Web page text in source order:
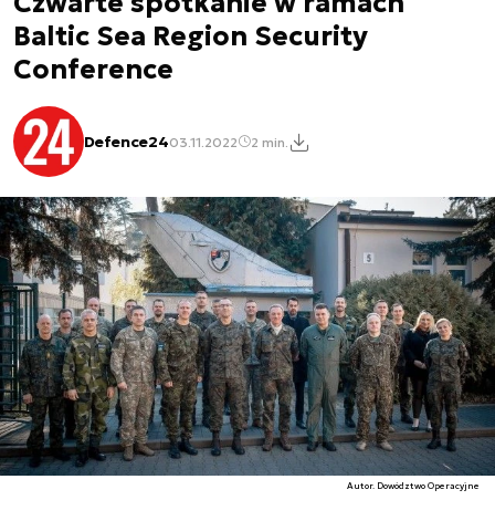
Baltic Sea Region Security
Conference
Defence2403.11.2022 2 min.
Autor. Dowództwo Operacyjne